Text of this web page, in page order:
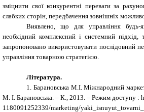
зміцнити свої конкурентні переваги за
слабких сторін, передбачення зовнішніх
Виявлено, що для управління будь-
необхідний комплексний і системний підхід,
запропоновано використовувати послідовний
управління товарною стратегією.
Література.
1.
Барановська М.І. Міжнародний
М. І. Барановська. – К., 2013. – Режим доступу
1180091252339/marketing/